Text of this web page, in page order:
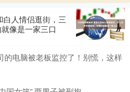
人情侣逛街，三
像是一家三口
的电脑被老板监控了！别慌，这样